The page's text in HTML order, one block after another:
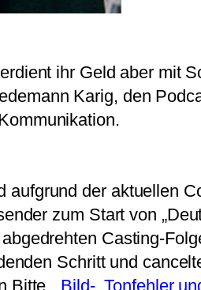
ihr Geld aber mit
Karig, den
der aktuellen
zum Start von
Casting-
Schritt und
Bitte,„Bild-, Tonfehler